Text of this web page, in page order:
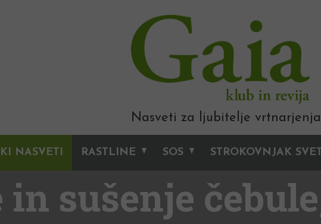
Nasveti za ljubitelje vrtnarjenja
NASVETI RASTLINE SOS STROKOVNJAK
sušenje